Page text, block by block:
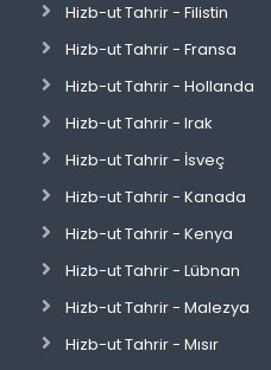
Hizb-ut Tahrir - Filistin
Hizb-ut Tahrir - Fransa
Hizb-ut Tahrir - Hollanda
Hizb-ut Tahrir - Irak
Hizb-ut Tahrir - İsveç
Hizb-ut Tahrir - Kanada
Hizb-ut Tahrir - Kenya
Hizb-ut Tahrir - Lübnan
Hizb-ut Tahrir - Malezya
Hizb-ut Tahrir - Mısır